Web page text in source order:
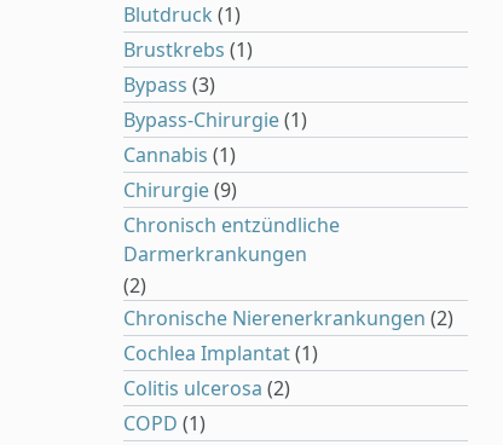
Blutdruck (1)
Brustkrebs (1)
Bypass (3)
Bypass-Chirurgie(1)
Cannabis (1)
Chirurgie(9)
Chronisch entzündliche
Darmerkrankungen
(2)
Chronische Nierenerkrankungen (2)
Cochlea Implantat(1)
Colitis ulcerosa (2)
COPD (1)